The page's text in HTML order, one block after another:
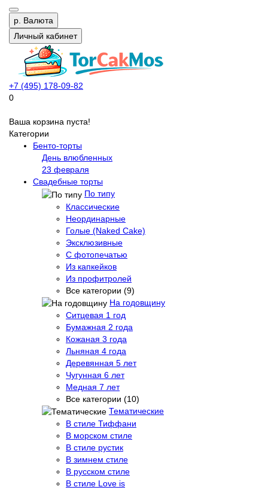
р. Валюта
Личный кабинет
+7 (495) 178-09-82
0
Ваша корзина пуста!
Категории
Бенто-торты
День влюбленных
23 февраля
Свадебные торты
По типу
Классические
Неординарные
Голые (Naked Cake)
Эксклюзивные
С фотопечатью
Из капкейков
Из профитролей
Все категории (9)
На годовщину
Ситцевая 1 год
Бумажная 2 года
Кожаная 3 года
Льняная 4 года
Деревянная 5 лет
Чугунная 6 лет
Медная 7 лет
Все категории (10)
Тематические
В стиле Тиффани
В морском стиле
В стиле рустик
В зимнем стиле
В русском стиле
В стиле Love is